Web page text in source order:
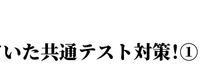
た共通テスト対策！①